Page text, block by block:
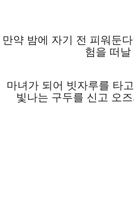
만약 밤에 자기 전 피워둔
험을 떠날
마녀가 되어 빗자루를 타
빛나는 구두를 신고 오